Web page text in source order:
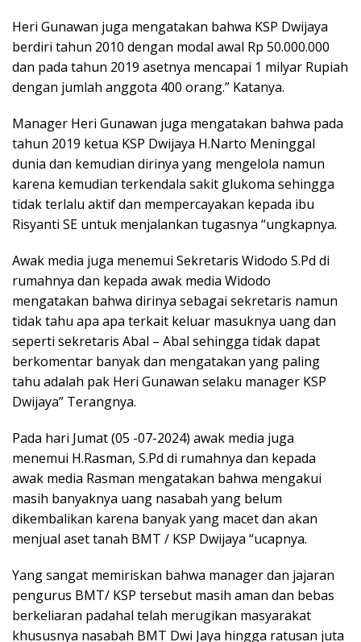
Heri Gunawan juga mengatakan bahwa KSP Dwijaya
berdiri tahun 2010 dengan modal awal Rp 50.000.000
dan pada tahun 2019 asetnya mencapai 1 milyar Rupiah
dengan jumlah anggota 400 orang.” Katanya.
Manager Heri Gunawan juga mengatakan bahwa pada
tahun 2019 ketua KSP Dwijaya H.Narto Meninggal
dunia dan kemudian dirinya yang mengelola namun
karena kemudian terkendala sakit glukoma sehingga
tidak terlalu aktif dan mempercayakan kepada ibu
Risyanti SE untuk menjalankan tugasnya “ungkapnya.
Awak media juga menemui Sekretaris Widodo S.Pd di
rumahnya dan kepada awak media Widodo
mengatakan bahwa dirinya sebagai sekretaris namun
tidak tahu apa apa terkait keluar masuknya uang dan
seperti sekretaris Abal – Abal sehingga tidak dapat
berkomentar banyak dan mengatakan yang paling
tahu adalah pak Heri Gunawan selaku manager KSP
Dwijaya” Terangnya.
Pada hari Jumat (05 -07-2024) awak media juga
menemui H.Rasman, S.Pd di rumahnya dan kepada
awak media Rasman mengatakan bahwa mengakui
masih banyaknya uang nasabah yang belum
dikembalikan karena banyak yang macet dan akan
menjual aset tanah BMT / KSP Dwijaya “ucapnya.
Yang sangat memiriskan bahwa manager dan jajaran
pengurus BMT/ KSP tersebut masih aman dan bebas
berkeliaran padahal telah merugikan masyarakat
khususnya nasabah BMT Dwi Jaya hingga ratusan juta